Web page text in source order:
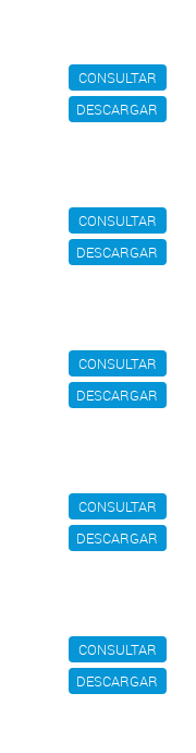
CONSULTAR
DESCARGAR
CONSULTAR
DESCARGAR
CONSULTAR
DESCARGAR
CONSULTAR
DESCARGAR
CONSULTAR
DESCARGAR